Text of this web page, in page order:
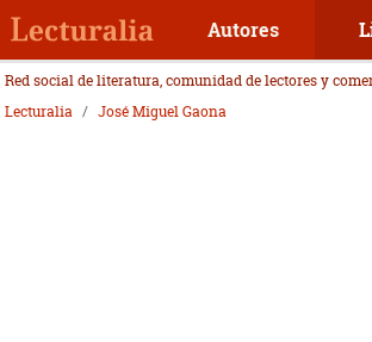
Autores
Red social de literatura, comunidad de lectores y
Lecturalia
José Miguel Gaona